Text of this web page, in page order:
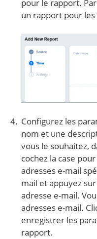
pour le rapport.
un rapport pour
Configurez les
nom et une
vous le souhaitez,
cochez la case
adresses e-mail
mail et appuyez sur
adresse e-mail.
adresses e-mail.
enregistrer les
rapport.